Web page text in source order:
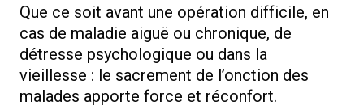
Que ce soit avant une opération difficile, en
cas de maladie aiguë ou chronique, de
détresse psychologique ou dans la
vieillesse : le sacrement de l’onction des
malades apporte force et réconfort.